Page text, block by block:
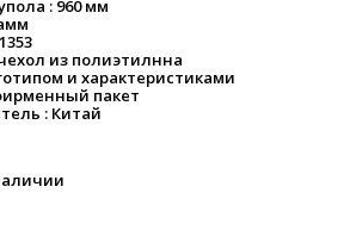
: 960 мм
из полиэтилнна
и характеристиками
пакет
: Китай